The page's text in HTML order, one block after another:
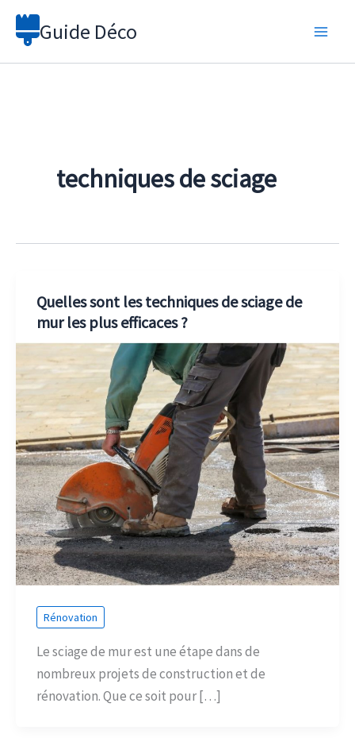
Aller
Guide Déco
techniques de sciage
Quelles sont les techniques de sciage de
mur les plus efficaces ?
Rénovation
Le sciage de mur est une étape dans de
nombreux projets de construction et de
rénovation. Que ce soit pour […]